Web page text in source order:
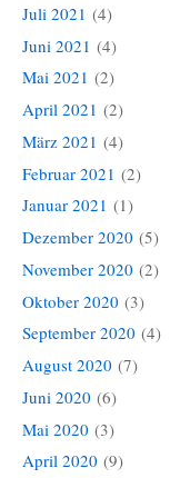
Juli 2021 (4)
Juni 2021 (4)
Mai 2021 (2)
April 2021 (2)
März 2021 (4)
Februar 2021 (2)
Januar 2021 (1)
Dezember 2020 (5)
November 2020 (2)
Oktober 2020 (3)
September 2020 (4)
August 2020 (7)
Juni 2020 (6)
Mai 2020 (3)
April 2020 (9)